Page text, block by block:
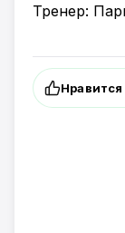
Тренер:
Нравится